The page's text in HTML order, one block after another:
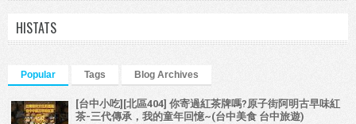
HISTATS
Popular Tags Blog Archives
[台中小吃][北區404] 你寄過紅茶牌嗎?原子街阿明古早味紅
茶-三代傳承，我的童年回憶~(台中美食 台中旅遊)